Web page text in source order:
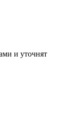
и уточнят